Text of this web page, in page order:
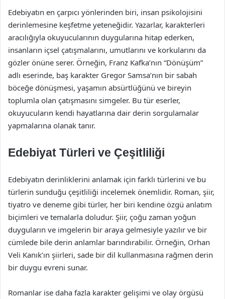
Edebiyatın en çarpıcı yönlerinden biri, insan psikolojisini
derinlemesine keşfetme yeteneğidir. Yazarlar, karakterleri
aracılığıyla okuyucularının duygularına hitap ederken,
insanların içsel çatışmalarını, umutlarını ve korkularını da
gözler önüne serer. Örneğin, Franz Kafka’nın “Dönüşüm”
adlı eserinde, baş karakter Gregor Samsa’nın bir sabah
böceğe dönüşmesi, yaşamın absürtlüğünü ve bireyin
toplumla olan çatışmasını simgeler. Bu tür eserler,
okuyucuların kendi hayatlarına dair derin sorgulamalar
yapmalarına olanak tanır.
Edebiyat Türleri ve Çeşitliliği
Edebiyatın derinliklerini anlamak için farklı türlerini ve bu
türlerin sunduğu çeşitliliği incelemek önemlidir. Roman, şiir,
tiyatro ve deneme gibi türler, her biri kendine özgü anlatım
biçimleri ve temalarla doludur. Şiir, çoğu zaman yoğun
duyguların ve imgelerin bir araya gelmesiyle yazılır ve bir
cümlede bile derin anlamlar barındırabilir. Örneğin, Orhan
Veli Kanık’ın şiirleri, sade bir dil kullanmasına rağmen derin
bir duygu evreni sunar.
Romanlar ise daha fazla karakter gelişimi ve olay örgüsü